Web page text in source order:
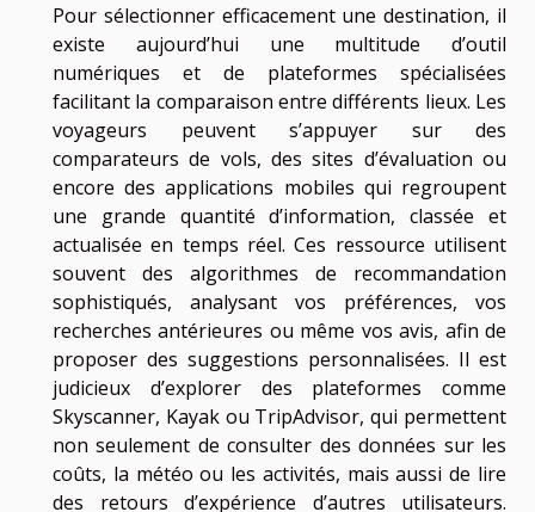
Pour sélectionner efficacement une destination, il
existe aujourd’hui une multitude d’outil
numériques et de plateformes spécialisées
facilitant la comparaison entre différents lieux. Les
voyageurs peuvent s’appuyer sur des
comparateurs de vols, des sites d’évaluation ou
encore des applications mobiles qui regroupent
une grande quantité d’information, classée et
actualisée en temps réel. Ces ressource utilisent
souvent des algorithmes de recommandation
sophistiqués, analysant vos préférences, vos
recherches antérieures ou même vos avis, afin de
proposer des suggestions personnalisées. Il est
judicieux d’explorer des plateformes comme
Skyscanner, Kayak ou TripAdvisor, qui permettent
non seulement de consulter des données sur les
coûts, la météo ou les activités, mais aussi de lire
des retours d’expérience d’autres utilisateurs.